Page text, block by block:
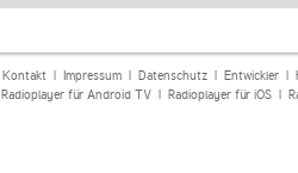
Kontakt| Impressum| Datenschutz| Entwickler|
Radioplayer für Android TV| Radioplayer für iOS|